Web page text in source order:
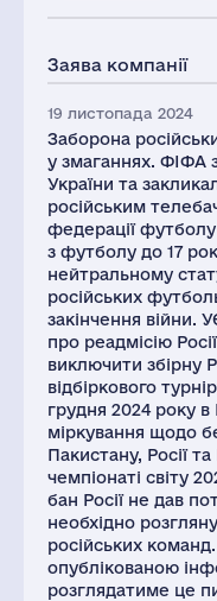
Заява компанії
19 листопада 2024
Заборона
у змаганнях. ФІФА
України та
російським
федерації
з футболу до 17
нейтральному
російських
закінчення війни.
про реадмісію
виключити збірну
відбіркового
грудня 2024 року
міркування щодо
Пакистану, Росії
чемпіонаті світу
бан Росії не дав
необхідно
російських
опублікованою
розглядатиме це